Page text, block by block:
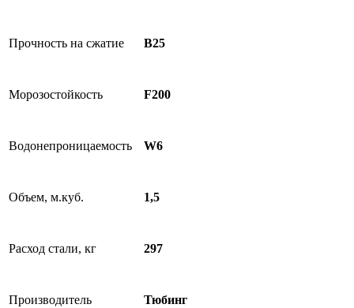
Прочность на сжатие B25
Морозостойкость F200
Водонепроницаемость W6
Объем, м.куб. 1,5
Расход стали, кг 297
Производитель Тюбинг